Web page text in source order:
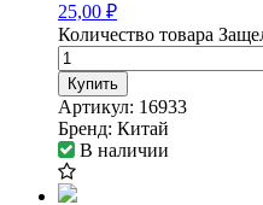
25,00 ₽
Количество товара
Купить
Артикул: 16933
Бренд: Китай
В наличии